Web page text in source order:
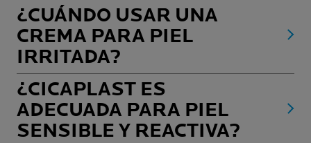
¿CUÁNDO USAR UNA
CREMA PARA PIEL
IRRITADA?
¿CICAPLAST ES
ADECUADA PARA PIEL
SENSIBLE Y REACTIVA?